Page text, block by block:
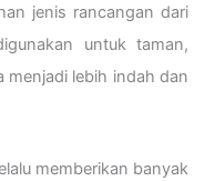
jenis rancangan dari
untuk taman,
menjadi lebih indah dan
memberikan banyak